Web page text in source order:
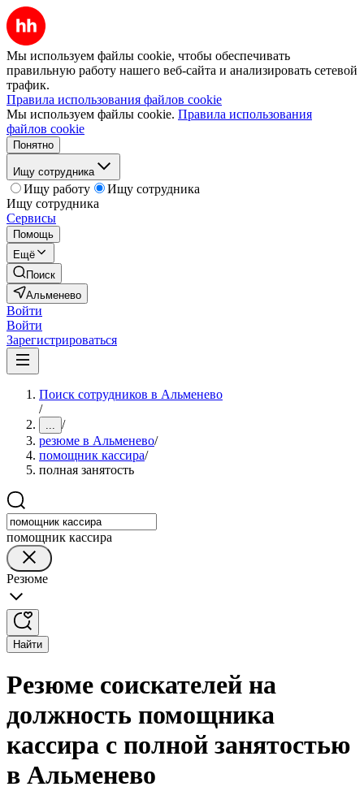
Мы используем файлы cookie, чтобы обеспечивать
правильную работу нашего веб-сайта и анализировать сетевой
трафик.
Правила использования файлов cookie
Мы используем файлы cookie. Правила использования
файлов cookie
Понятно
Ищу сотрудника
Ищу работу
Ищу сотрудника
Ищу сотрудника
Сервисы
Помощь
Ещё
Поиск
Альменево
Войти
Войти
Зарегистрироваться
Поиск сотрудников в Альменево
/
... /
резюме в Альменево/
помощник кассира/
полная занятость
помощник кассира
Резюме
Найти
Резюме соискателей на
должность помощника
кассира с полной занятостью
в Альменево